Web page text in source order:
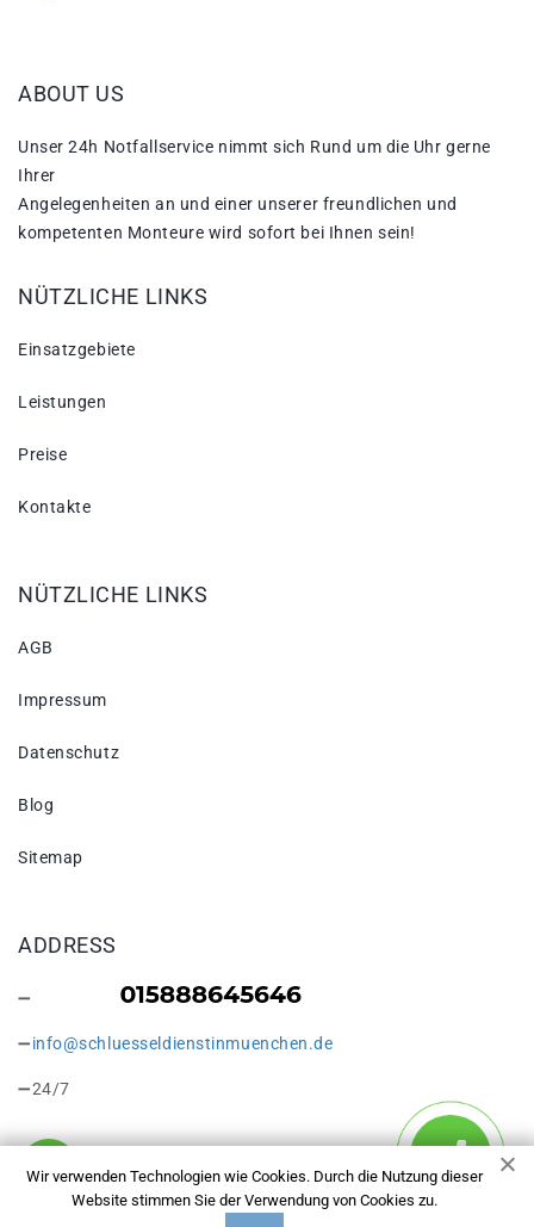
Wir verwenden Technologien wie Cookies. Durch die Nutzung dieser
Website stimmen Sie der Verwendung von Cookies zu.
ABOUT US
Unser 24h Notfallservice nimmt sich Rund um die Uhr gerne
Ihrer
Angelegenheiten an und einer unserer freundlichen und
kompetenten Monteure wird sofort bei Ihnen sein!
NÜTZLICHE LINKS
Einsatzgebiete
Leistungen
Preise
Kontakte
NÜTZLICHE LINKS
AGB
Impressum
Datenschutz
Blog
Sitemap
ADDRESS
info@schluesseldienstinmuenchen.de
24/7
Copyright © 2026 Öffnung von autotüren München. Alle